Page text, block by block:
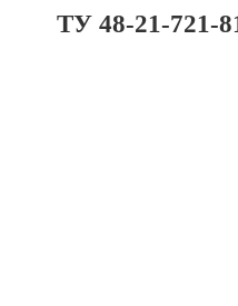
ТУ 48-21-721-